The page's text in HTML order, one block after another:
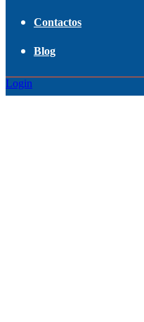
Contactos
Blog
Login